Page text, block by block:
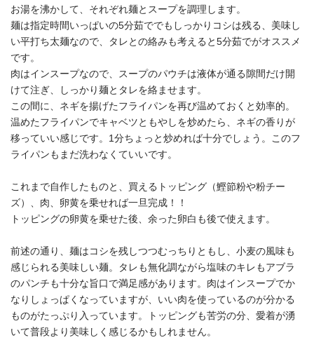
お湯を沸かして、それぞれ麺とスープを調理します。
麺は指定時間いっぱいの5分茹ででもしっかりコシは残る、美味し
い平打ち太麺なので、タレとの絡みも考えると5分茹でがオススメ
です。
肉はインスープなので、スープのパウチは液体が通る隙間だけ開
けて注ぎ、しっかり麺とタレを絡ませます。
この間に、ネギを揚げたフライパンを再び温めておくと効率的。
温めたフライパンでキャベツともやしを炒めたら、ネギの香りが
移っていい感じです。1分ちょっと炒めれば十分でしょう。このフ
ライパンもまだ洗わなくていいです。
これまで自作したものと、買えるトッピング（鰹節粉や粉チー
ズ）、肉、卵黄を乗せれば一旦完成！！
トッピングの卵黄を乗せた後、余った卵白も後で使えます。
前述の通り、麺はコシを残しつつむっちりともし、小麦の風味も
感じられる美味しい麺。タレも無化調ながら塩味のキレもアブラ
のパンチも十分な旨口で満足感があります。肉はインスープでか
なりしょっぱくなっていますが、いい肉を使っているのが分かる
ものがたっぷり入っています。トッピングも苦労の分、愛着が湧
いて普段より美味しく感じるかもしれません。